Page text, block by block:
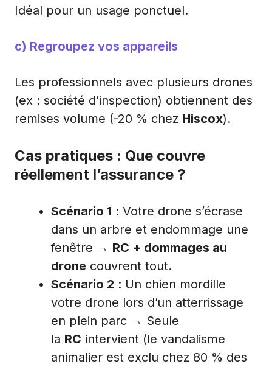
Idéal pour un usage ponctuel.
c) Regroupez vos appareils
Les professionnels avec plusieurs drones
(ex : société d’inspection) obtiennent des
remises volume (-20 % chez Hiscox).
Cas pratiques : Que couvre
réellement l’assurance ?
Scénario 1 : Votre drone s’écrase
dans un arbre et endommage une
fenêtre → RC + dommages au
drone couvrent tout.
Scénario 2 : Un chien mordille
votre drone lors d’un atterrissage
en plein parc → Seule
la RC intervient (le vandalisme
animalier est exclu chez 80 % des